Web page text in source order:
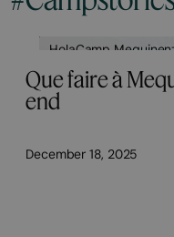
HolaCamp
Que faire à
end
December 18, 2025